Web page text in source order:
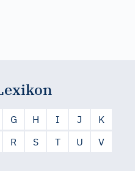
G H I J
K
R S T U
V